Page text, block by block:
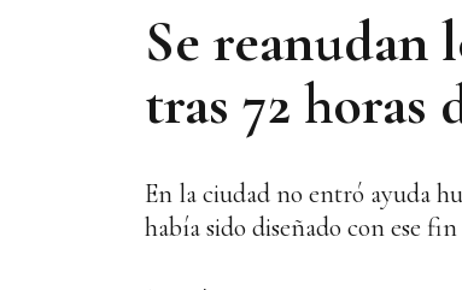
Se reanudan
tras 72 horas
En la ciudad no entró ayuda
había sido diseñado con ese fin